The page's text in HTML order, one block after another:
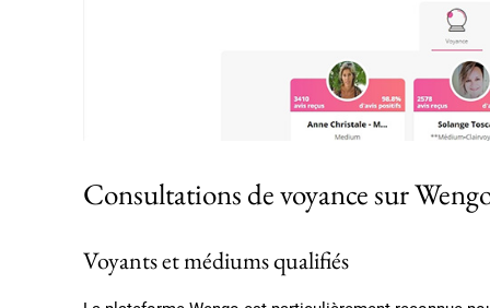
Consultations de voyance sur
Voyants et médiums qualifiés